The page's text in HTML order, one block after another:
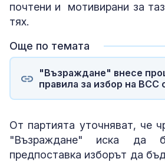
почтени и мотивирани за
тях.
Още по темата
"Възраждане" внесе
правила за избор на ВСС
От партията уточняват, че
"Възраждане" иска да
предпоставка изборът да